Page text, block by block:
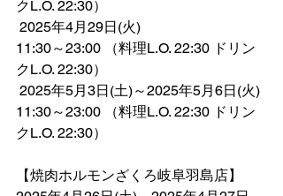
クL.O. 22:30）
2025年4月29日(火)
11:30～23:00 （料理L.O. 22:30 ドリン
クL.O. 22:30）
2025年5月3日(土)～2025年5月6日(火)
11:30～23:00 （料理L.O. 22:30 ドリン
クL.O. 22:30）
【焼肉ホルモンざくろ岐阜羽島店】